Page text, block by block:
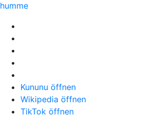
humme
Kununu öffnen
Wikipedia öffnen
TikTok öffnen